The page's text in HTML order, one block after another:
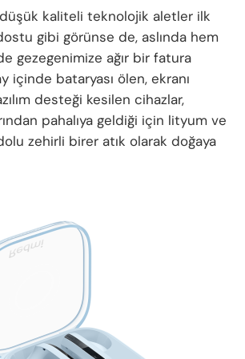
düşük kaliteli teknolojik aletler ilk
gibi görünse de, aslında hem
gezegenimize ağır bir fatura
içinde bataryası ölen, ekranı
desteği kesilen cihazlar,
pahalıya geldiği için lityum ve
zehirli birer atık olarak doğaya